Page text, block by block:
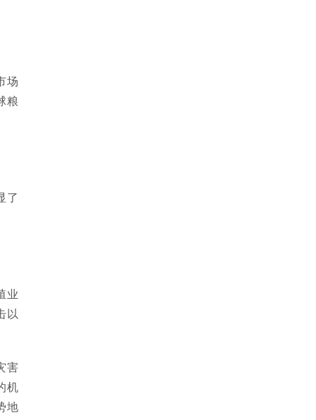
场
粮
了
业
以
害
机
地